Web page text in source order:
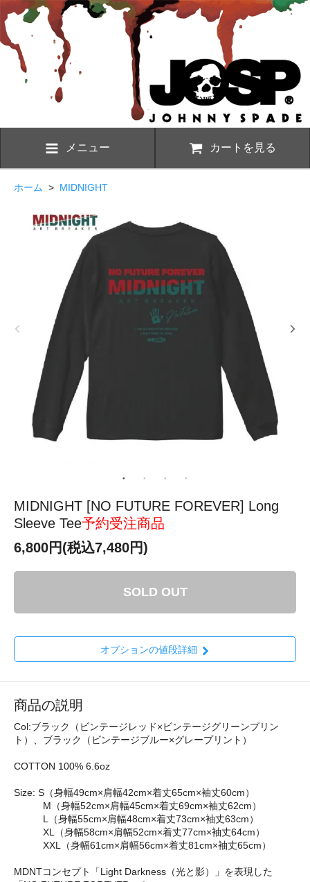
メニュー カートを見る
ホーム > MIDNIGHT
MIDNIGHT [NO FUTURE FOREVER] Long
Sleeve Tee予約受注商品
6,800円(税込7,480円)
SOLD OUT
オプションの値段詳細
商品の説明
Col:ブラック（ビンテージレッド×ビンテージグリーンプリン
ト）、ブラック（ビンテージブルー×グレープリント）
COTTON 100% 6.6oz
Size: S（身幅49cm×肩幅42cm×着丈65cm×袖丈60cm）
M（身幅52cm×肩幅45cm×着丈69cm×袖丈62cm）
L（身幅55cm×肩幅48cm×着丈73cm×袖丈63cm）
XL（身幅58cm×肩幅52cm×着丈77cm×袖丈64cm）
XXL（身幅61cm×肩幅56cm×着丈81cm×袖丈65cm）
MDNTコンセプト「Light Darkness（光と影）」を表現した